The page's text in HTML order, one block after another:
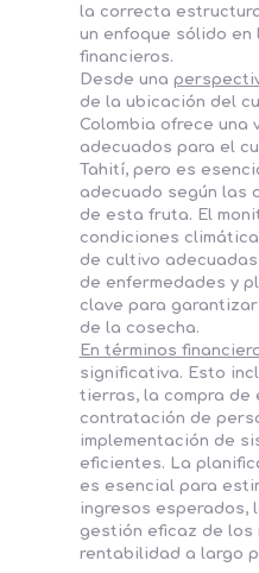
la correcta
un enfoque sólido
financieros.
Desde una
de la ubicación del
Colombia ofrece una
adecuados para el
Tahití, pero es
adecuado según las
de esta fruta. El
condiciones
de cultivo
de enfermedades y
clave para
de la cosecha.
En términos
significativa. Esto
tierras, la compra de
contratación de
implementación de
eficientes. La
es esencial para
ingresos esperados,
gestión eficaz de los
rentabilidad a largo